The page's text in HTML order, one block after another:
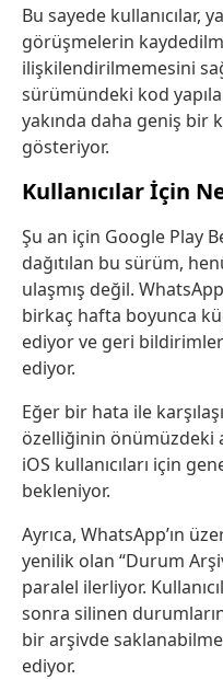
Bu sayede kullanıcılar,
görüşmelerin
ilişkilendirilmemesini
sürümündeki kod
yakında daha geniş bir
gösteriyor.
Kullanıcılar İçin
Şu an için Google Play
dağıtılan bu sürüm,
ulaşmış değil.
birkaç hafta boyunca
ediyor ve geri
ediyor.
Eğer bir hata ile
özelliğinin önümüzdeki
iOS kullanıcıları için
bekleniyor.
Ayrıca, WhatsApp’ın
yenilik olan “Durum
paralel ilerliyor.
sonra silinen
bir arşivde
ediyor.